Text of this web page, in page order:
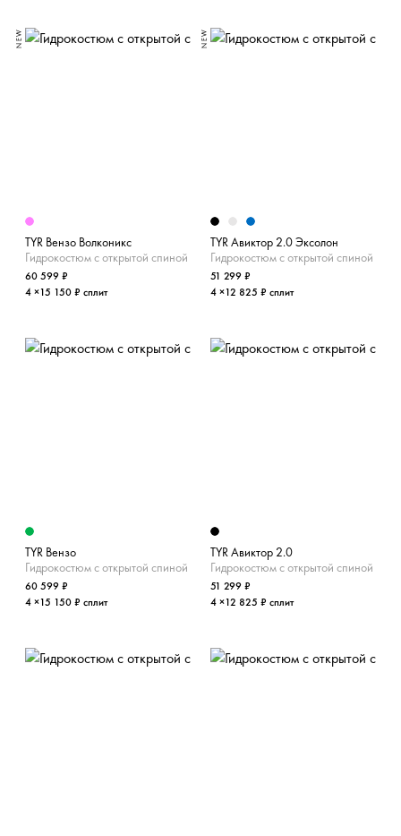
NEW
TYR Вензо Волконикс
Гидрокостюм с открытой спиной
60 599 ₽
4 ×15 150 ₽ сплит
NEW
TYR Авиктор 2.0 Эксолон
Гидрокостюм с открытой спиной
51 299 ₽
4 ×12 825 ₽ сплит
TYR Вензо
Гидрокостюм с открытой спиной
60 599 ₽
4 ×15 150 ₽ сплит
TYR Авиктор 2.0
Гидрокостюм с открытой спиной
51 299 ₽
4 ×12 825 ₽ сплит